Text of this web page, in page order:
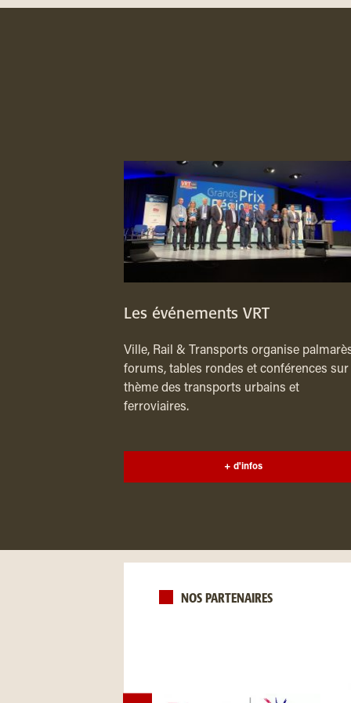
Les événements VRT
Ville, Rail & Transports organise
forums, tables rondes et conférences sur
thème des transports urbains et
ferroviaires.
+ d'infos
NOS PARTENAIRES